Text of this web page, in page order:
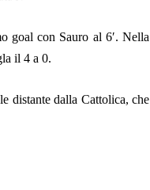
goal con Sauro al 6′. Nella
il 4 a 0.
distante dalla Cattolica, che